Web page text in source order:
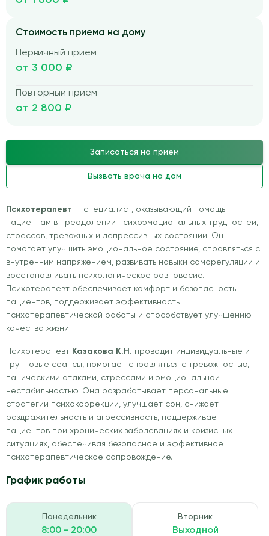
Стоимость приема на дому
Первичный прием
от 3 000 ₽
Повторный прием
от 2 800 ₽
Записаться на прием
Вызвать врача на дом
Психотерапевт — специалист, оказывающий помощь
пациентам в преодолении психоэмоциональных трудностей,
стрессов, тревожных и депрессивных состояний. Он
помогает улучшить эмоциональное состояние, справляться с
внутренним напряжением, развивать навыки саморегуляции и
восстанавливать психологическое равновесие.
Психотерапевт обеспечивает комфорт и безопасность
пациентов, поддерживает эффективность
психотерапевтической работы и способствует улучшению
качества жизни.
Психотерапевт Казакова К.Н. проводит индивидуальные и
групповые сеансы, помогает справляться с тревожностью,
паническими атаками, стрессами и эмоциональной
нестабильностью. Она разрабатывает персональные
стратегии психокоррекции, улучшает сон, снижает
раздражительность и агрессивность, поддерживает
пациентов при хронических заболеваниях и кризисных
ситуациях, обеспечивая безопасное и эффективное
психотерапевтическое сопровождение.
График работы
Понедельник
8:00 - 20:00
Вторник
Выходной